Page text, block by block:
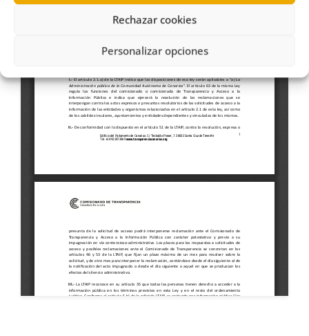
Rechazar cookies
Personalizar opciones